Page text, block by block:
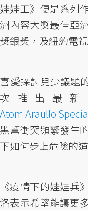
娃娃工》便是系列
洲內容大獎最佳亞
獎銀獎，及紐約電
喜愛探討兒少議題
次推出最
Atom Araullo
黑幫衝突頻繁發生
下如何步上危險的
《疫情下的娃娃兵
洛表示希望能讓更